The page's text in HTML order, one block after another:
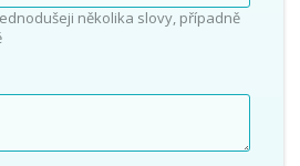
několika slovy, případně